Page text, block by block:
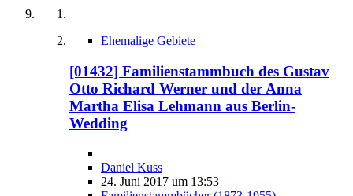
Ehemalige Gebiete
[01432] Familienstammbuch des Gustav
Otto Richard Werner und der Anna
Martha Elisa Lehmann aus Berlin-
Wedding
Daniel Kuss
24. Juni 2017 um 13:53